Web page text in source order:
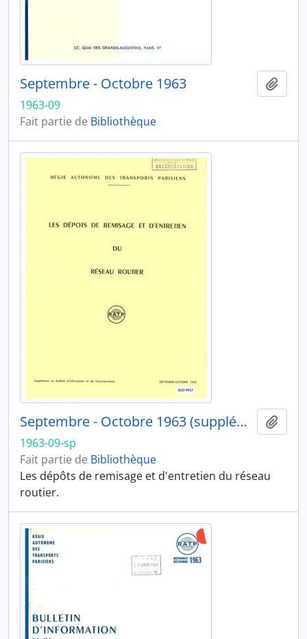
Septembre - Octobre 1963
1963-09
Fait partie de Bibliothèque
Septembre - Octobre 1963 (supplément)
1963-09-sp
Fait partie de Bibliothèque
Les dépôts de remisage et d'entretien du réseau
routier.